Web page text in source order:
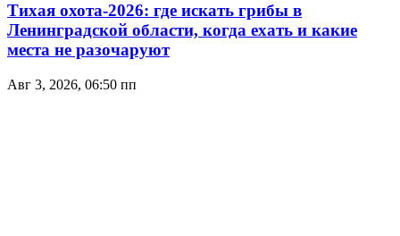
Тихая охота-2026: где искать грибы в
Ленинградской области, когда ехать и какие
места не разочаруют
Авг 3, 2026, 06:50 пп